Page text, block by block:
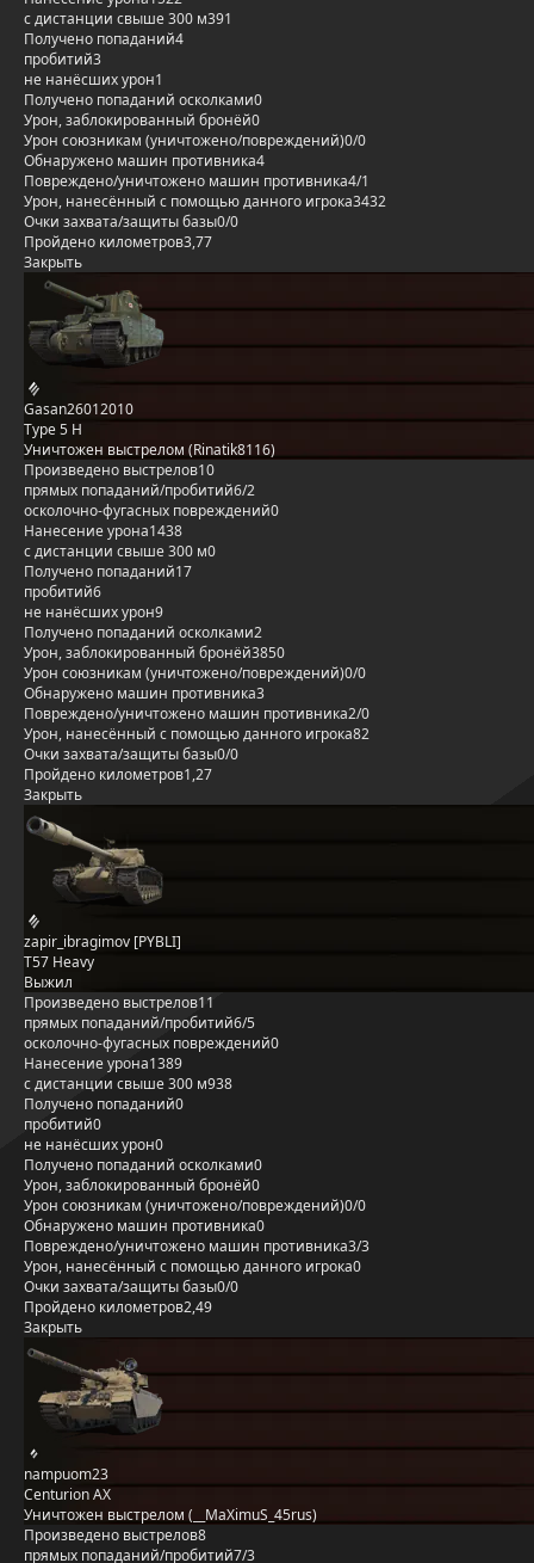
с дистанции свыше 300 м391
Получено попаданий4
пробитий3
не нанёсших урон1
Получено попаданий осколками0
Урон, заблокированный бронёй0
Урон союзникам (уничтожено/повреждений)0/0
Обнаружено машин противника4
Повреждено/уничтожено машин противника4/1
Урон, нанесённый с помощью данного игрока3432
Очки захвата/защиты базы0/0
Пройдено километров3,77
Закрыть
Gasan26012010
Type 5 H
Уничтожен выстрелом (Rinatik8116)
Произведено выстрелов10
прямых попаданий/пробитий6/2
осколочно-фугасных повреждений0
Нанесение урона1438
с дистанции свыше 300 м0
Получено попаданий17
пробитий6
не нанёсших урон9
Получено попаданий осколками2
Урон, заблокированный бронёй3850
Урон союзникам (уничтожено/повреждений)0/0
Обнаружено машин противника3
Повреждено/уничтожено машин противника2/0
Урон, нанесённый с помощью данного игрока82
Очки захвата/защиты базы0/0
Пройдено километров1,27
Закрыть
zapir_ibragimov [PYBLI]
T57 Heavy
Выжил
Произведено выстрелов11
прямых попаданий/пробитий6/5
осколочно-фугасных повреждений0
Нанесение урона1389
с дистанции свыше 300 м938
Получено попаданий0
пробитий0
не нанёсших урон0
Получено попаданий осколками0
Урон, заблокированный бронёй0
Урон союзникам (уничтожено/повреждений)0/0
Обнаружено машин противника0
Повреждено/уничтожено машин противника3/3
Урон, нанесённый с помощью данного игрока0
Очки захвата/защиты базы0/0
Пройдено километров2,49
Закрыть
nampuom23
Centurion AX
Уничтожен выстрелом (__MaXimuS_45rus)
Произведено выстрелов8
прямых попаданий/пробитий7/3